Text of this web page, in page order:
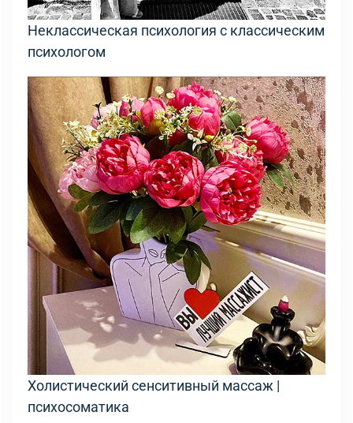
Неклассическая психология с классическим
психологом
Холистический сенситивный массаж |
психосоматика